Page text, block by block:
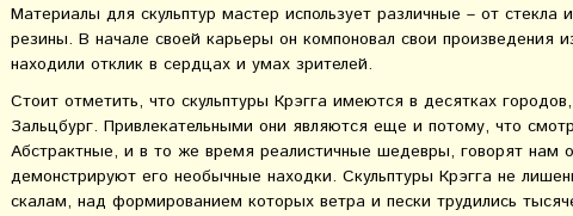
Материалы для скульптур мастер использует различные – от стекла
резины. В начале своей карьеры он компоновал свои произведения
находили отклик в сердцах и умах зрителей.
Стоит отметить, что скульптуры Крэгга имеются в десятках
Зальцбург. Привлекательными они являются еще и потому, что
Абстрактные, и в то же время реалистичные шедевры, говорят нам
демонстрируют его необычные находки. Скульптуры Крэгга не
скалам, над формированием которых ветра и пески трудились